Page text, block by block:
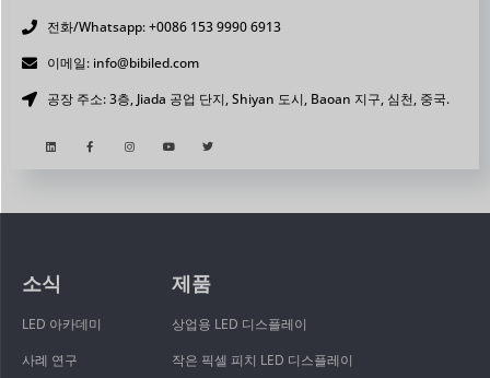
전화/Whatsapp: +0086 153 9990 6913
이메일: info@bibiled.com
공장 주소: 3층, Jiada 공업 단지, Shiyan 도시, Baoan 지구, 심천, 중국.
제품
상업용 LED 디스플레이
작은 픽셀 피치 LED 디스플레이
소식
LED 아카데미
사례 연구